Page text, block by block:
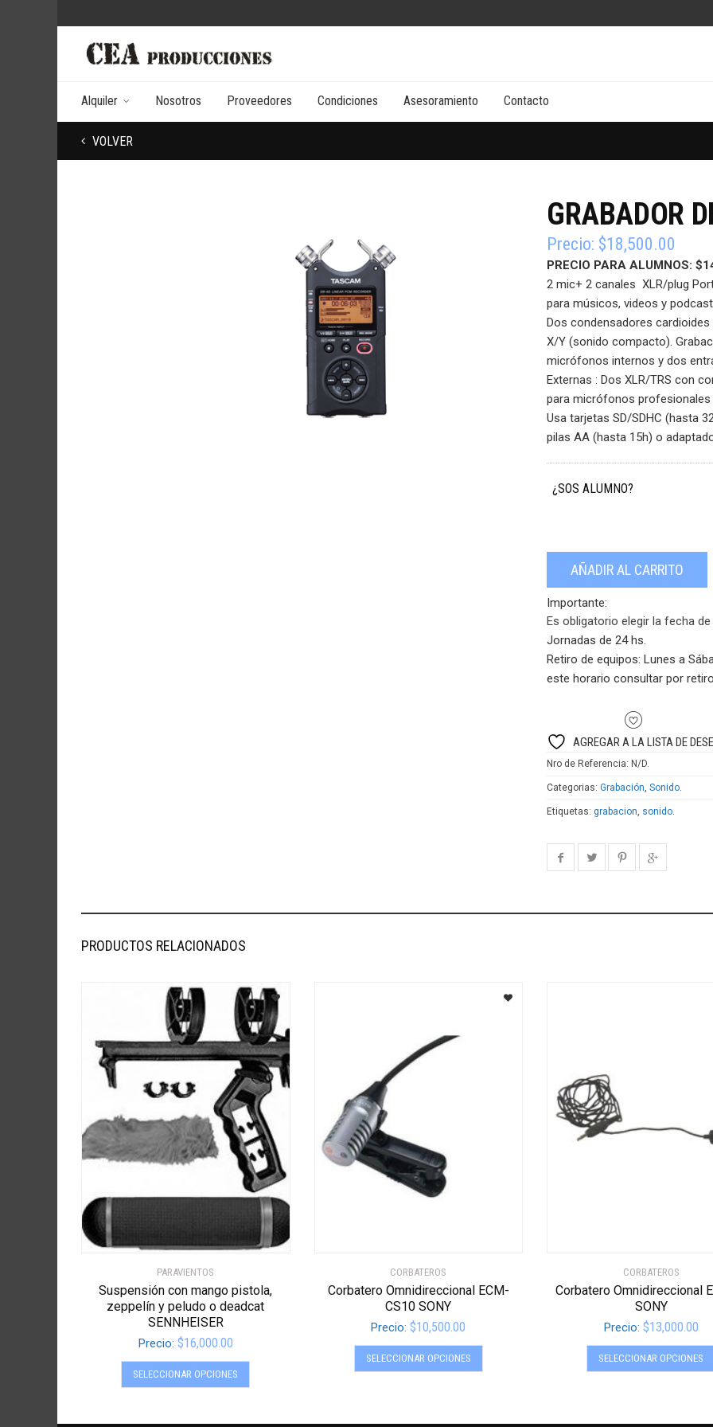
Alquiler Nosotros Proveedores Condiciones Asesoramiento Contacto
VOLVER
GRABADOR
Precio: $18,500.00
PRECIO PARA ALUMNOS: $
2 mic+ 2 canales XLR/plug
para músicos, videos y
Dos condensadores
X/Y (sonido compacto).
micrófonos internos y dos
Externas : Dos XLR/TRS con
para micrófonos profesionales
Usa tarjetas SD/SDHC (hasta
pilas AA (hasta 15h) o
¿SOS ALUMNO?
AÑADIR AL CARRITO
Importante:
Es obligatorio elegir la fecha
Jornadas de 24 hs.
Retiro de equipos: Lunes a
este horario consultar por
AGREGAR A LA LISTA DE
Nro de Referencia: N/D.
Categorias: Grabación, Sonido.
Etiquetas: grabacion, sonido.
PRODUCTOS RELACIONADOS
PARAVIENTOS
Suspensión con mango pistola,
zeppelín y peludo o deadcat
SENNHEISER
Precio: $16,000.00
SELECCIONAR OPCIONES
Este
CORBATEROS
Corbatero Omnidireccional ECM-
CS10 SONY
Precio:$10,500.00
SELECCIONAR OPCIONES
Este
CORBATEROS
Corbatero Omnidireccional
SONY
Precio: $13,000.00
SELECCIONAR OPCIONES